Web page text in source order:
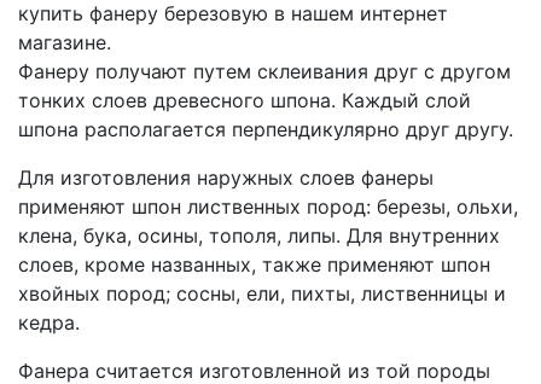
купить фанеру березовую в нашем интернет
магазине.
Фанеру получают путем склеивания друг с другом
тонких слоев древесного шпона. Каждый слой
шпона располагается перпендикулярно друг другу.
Для изготовления наружных слоев фанеры
применяют шпон лиственных пород: березы, ольхи,
клена, бука, осины, тополя, липы. Для внутренних
слоев, кроме названных, также применяют шпон
хвойных пород; сосны, ели, пихты, лиственницы и
кедра.
Фанера считается изготовленной из той породы